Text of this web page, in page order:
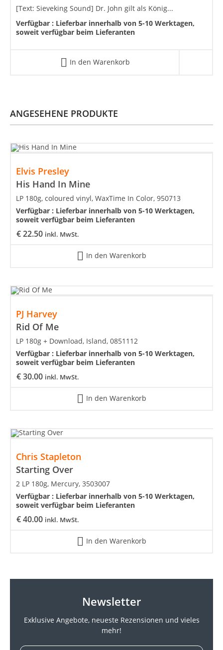
[Text: Sieveking Sound] Dr. John gilt als König...
Verfügbar : Lieferbar innerhalb von 5-10 Werktagen,
soweit verfügbar beim Lieferanten
In den Warenkorb
ANGESEHENE PRODUKTE
Elvis Presley
His Hand In Mine
€22.50 inkl. MwSt.
LP 180g, coloured vinyl, WaxTime In Color, 950713
Verfügbar : Lieferbar innerhalb von 5-10 Werktagen,
soweit verfügbar beim Lieferanten
In den Warenkorb
PJ Harvey
Rid Of Me
€30.00 inkl. MwSt.
LP 180g + Download, Island, 0851112
Verfügbar : Lieferbar innerhalb von 5-10 Werktagen,
soweit verfügbar beim Lieferanten
In den Warenkorb
Chris Stapleton
Starting Over
€40.00 inkl. MwSt.
2 LP 180g, Mercury, 3503007
Verfügbar : Lieferbar innerhalb von 5-10 Werktagen,
soweit verfügbar beim Lieferanten
In den Warenkorb
Newsletter
Exklusive Angebote, neueste Rezensionen und vieles
mehr!